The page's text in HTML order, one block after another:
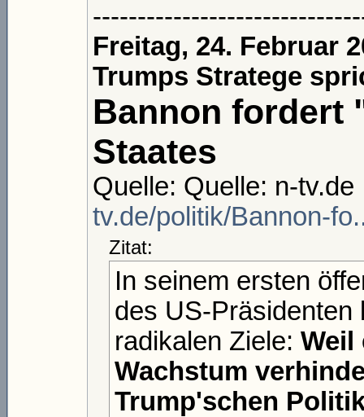
Freitag, 24. Februar
Trumps Stratege
Bannon fordert
Staates
Quelle: Quelle: n-
tv.de/politik/Bannon-
Zitat:
In seinem ersten
des US-Präsidenten
radikalen Ziele: Weil
Wachstum
Trump'schen